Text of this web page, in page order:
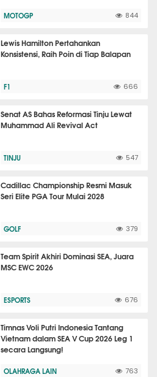
MOTOGP 844
Lewis Hamilton Pertahankan
Konsistensi, Raih Poin di Tiap Balapan
F1 666
Senat AS Bahas Reformasi Tinju Lewat
Muhammad Ali Revival Act
TINJU 547
Cadillac Championship Resmi Masuk
Seri Elite PGA Tour Mulai 2028
GOLF 379
Team Spirit Akhiri Dominasi SEA, Juara
MSC EWC 2026
ESPORTS 676
Timnas Voli Putri Indonesia Tantang
Vietnam dalam SEA V Cup 2026 Leg 1
secara Langsung!
OLAHRAGA LAIN 763